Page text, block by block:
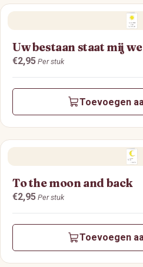
Uw bestaan staat mij
Prijs:
€2,95 Per stuk
Toevoegen
To the moon and back
Prijs:
€2,95 Per stuk
Toevoegen